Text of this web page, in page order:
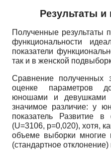
Результаты и
Полученные результаты
функциональности
показатели
так и в женской
Сравнение полученных
оценке параметров
юношами и девушками
значимое различие: у
показатель Развитие
(U=3106, p=0,020), хотя,
объеме выборки многие
(стандартное